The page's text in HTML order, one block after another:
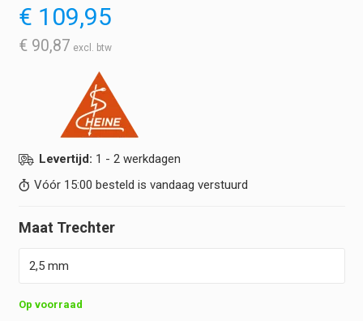
€ 109,95
€ 90,87
Levertijd: 1 - 2 werkdagen
Vóór 15:00 besteld is vandaag verstuurd
Maat Trechter
Op voorraad